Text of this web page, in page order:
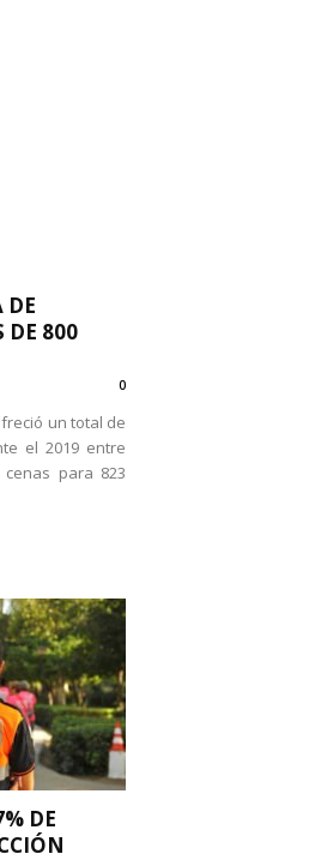
DE
DE 800
0
un total de
el 2019 entre
para 823
DE